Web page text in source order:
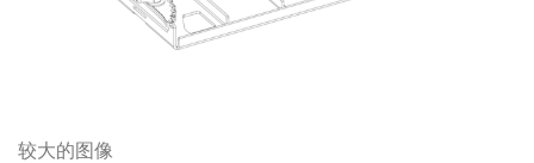
较大的图像